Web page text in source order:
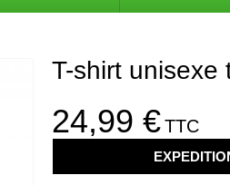
T-shirt unisexe
24,99 €TTC